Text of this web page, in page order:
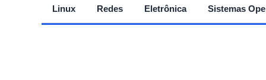
Linux Redes Eletrônica Sistemas